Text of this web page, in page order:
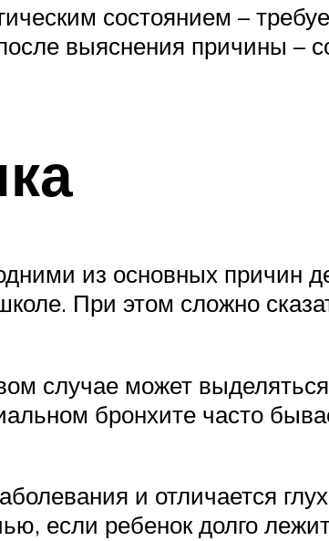
состоянием –
выяснения причины –
из основных причин
При этом сложно
случае может
бронхите часто
и отличается
если ребенок долго